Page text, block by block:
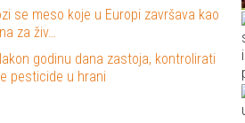
se meso koje u Europi završava kao
za živ…
godinu dana zastoja, kontrolirati
pesticide u hrani